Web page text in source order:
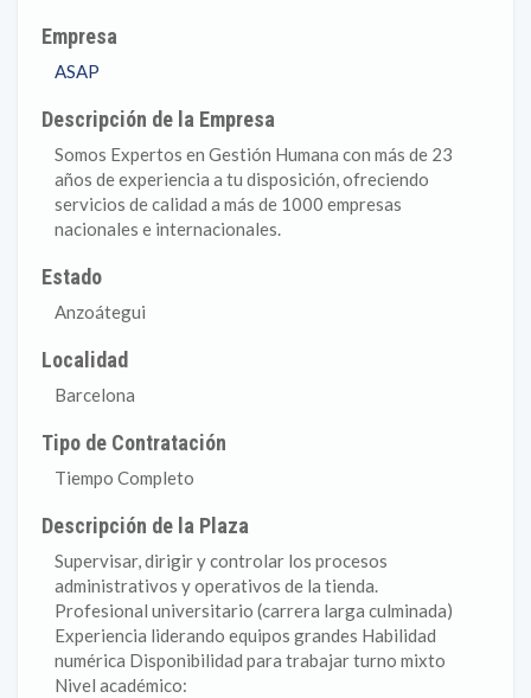
Empresa
ASAP
Descripción de la Empresa
Somos Expertos en Gestión Humana con más de 23
años de experiencia a tu disposición, ofreciendo
servicios de calidad a más de 1000 empresas
nacionales e internacionales.
Estado
Anzoátegui
Localidad
Barcelona
Tipo de Contratación
Tiempo Completo
Descripción de la Plaza
Supervisar, dirigir y controlar los procesos
administrativos y operativos de la tienda.
Profesional universitario (carrera larga culminada)
Experiencia liderando equipos grandes Habilidad
numérica Disponibilidad para trabajar turno mixto
Nivel académico: